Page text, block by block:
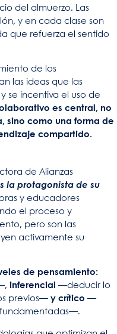
del almuerzo. Las
y en cada clase son
que refuerza el sentido
de los
las ideas que las
se incentiva el uso de
es central, no
sino como una forma de
compartido.
de Alianzas
la protagonista de su
y educadores
el proceso y
pero son las
activamente su
de pensamiento:
inferencial —deducir lo
previos— y crítico —
fundamentadas—.